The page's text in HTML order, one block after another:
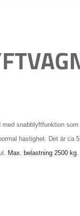
snabblyftfunktion
hastighet. Det är ca
Max. belastning 2500 kg.